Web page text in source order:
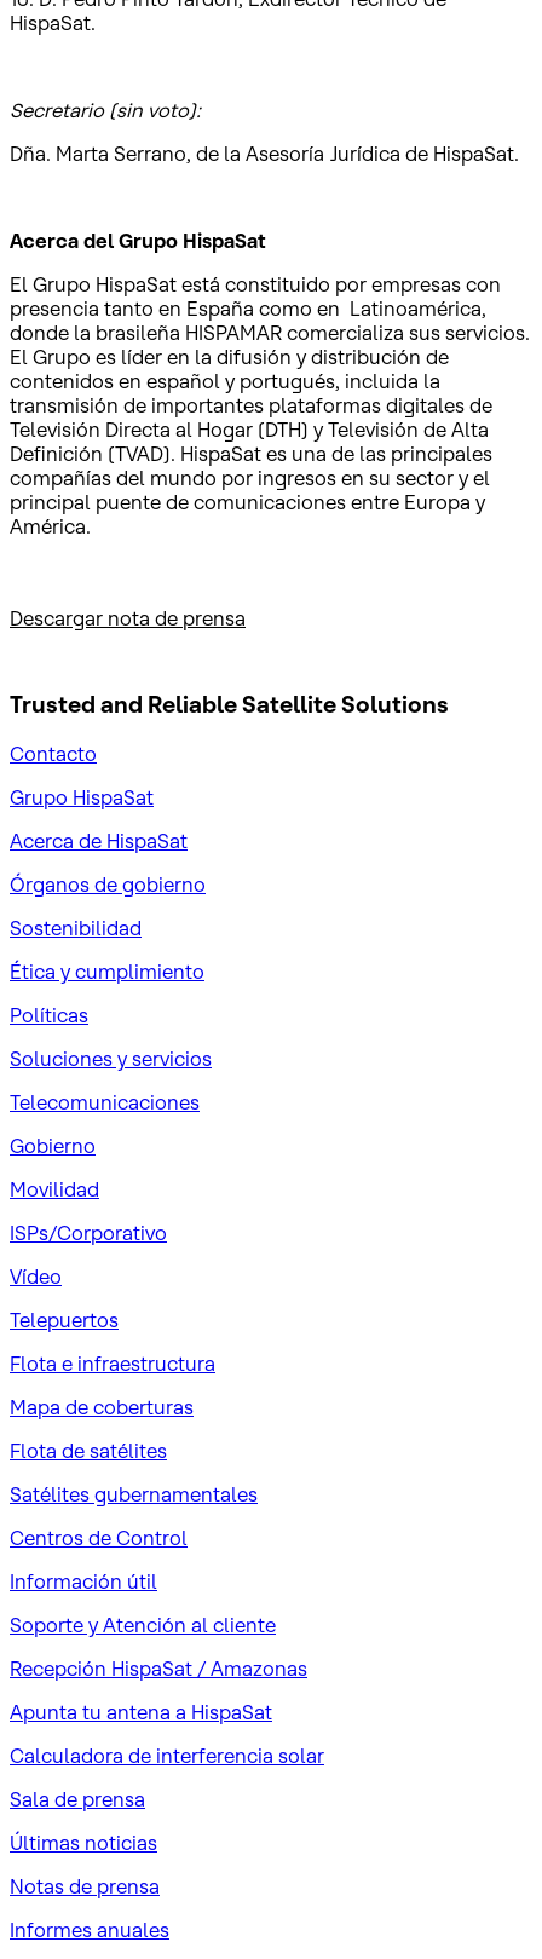
HispaSat.
Secretario (sin voto):
Dña. Marta Serrano, de la Asesoría Jurídica de HispaSat.
Acerca del Grupo HispaSat
El Grupo HispaSat está constituido por empresas con
presencia tanto en España como en Latinoamérica,
donde la brasileña HISPAMAR comercializa sus servicios.
El Grupo es líder en la difusión y distribución de
contenidos en español y portugués, incluida la
transmisión de importantes plataformas digitales de
Televisión Directa al Hogar (DTH) y Televisión de Alta
Definición (TVAD). HispaSat es una de las principales
compañías del mundo por ingresos en su sector y el
principal puente de comunicaciones entre Europa y
América.
Descargar nota de prensa
Trusted and ReliableSatellite Solutions
Contacto
Grupo HispaSat
Acerca de HispaSat
Órganos de gobierno
Sostenibilidad
Ética y cumplimiento
Políticas
Soluciones y servicios
Telecomunicaciones
Gobierno
Movilidad
ISPs/Corporativo
Vídeo
Telepuertos
Flota e infraestructura
Mapa de coberturas
Flota de satélites
Satélites gubernamentales
Centros de Control
Información útil
Soporte y Atención al cliente
Recepción HispaSat / Amazonas
Apunta tu antena a HispaSat
Calculadora de interferencia solar
Sala de prensa
Últimas noticias
Notas de prensa
Informes anuales